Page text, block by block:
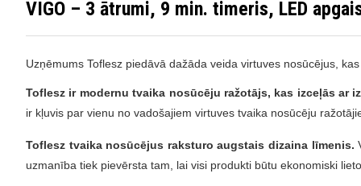
VIGO – 3 ātrumi, 9 min. timeris, LED
Uzņēmums Toflesz piedāvā dažāda veida virtuves nosūcējus,
Toflesz ir modernu tvaika nosūcēju ražotājs, kas izceļās
ir kļuvis par vienu no vadošajiem virtuves tvaika nosūcēju
Toflesz tvaika nosūcējus raksturo augstais dizaina līmenis.
uzmanība tiek pievērsta tam, lai visi produkti būtu ekonomiski